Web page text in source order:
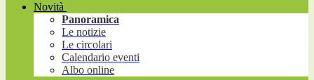
Novità
Panoramica
Le notizie
Le circolari
Calendario eventi
Albo online